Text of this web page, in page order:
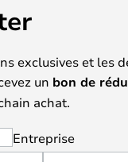
exclusives et les
un bon de
achat.
Entreprise